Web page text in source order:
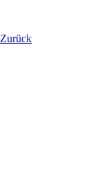
Zurück